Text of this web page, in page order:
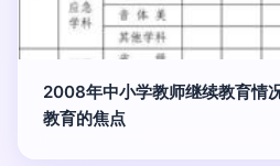
2008年中小学教师继续教育情
教育的焦点